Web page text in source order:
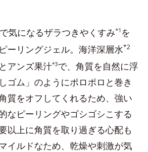
気になるザラつきやくすみ*1 を
ーリングジェル。海洋深層水*2
アンズ果汁*3で、角質を自然に浮
ゴム」のようにポロポロと巻き
質をオフしてくれるため、強い
なピーリングやゴシゴシこする
以上に角質を取り過ぎる心配も
イルドなため、乾燥や刺激が気